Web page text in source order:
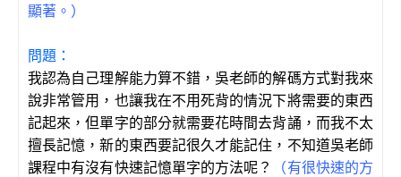
顯著。）
問題：
我認為自己理解能力算不錯，吳老師的解碼方式對我來
說非常管用，也讓我在不用死背的情況下將需要的東西
記起來，但單字的部分就需要花時間去背誦，而我不太
擅長記憶，新的東西要記很久才能記住，不知道吳老師
課程中有沒有快速記憶單字的方法呢？
（有很快速的方